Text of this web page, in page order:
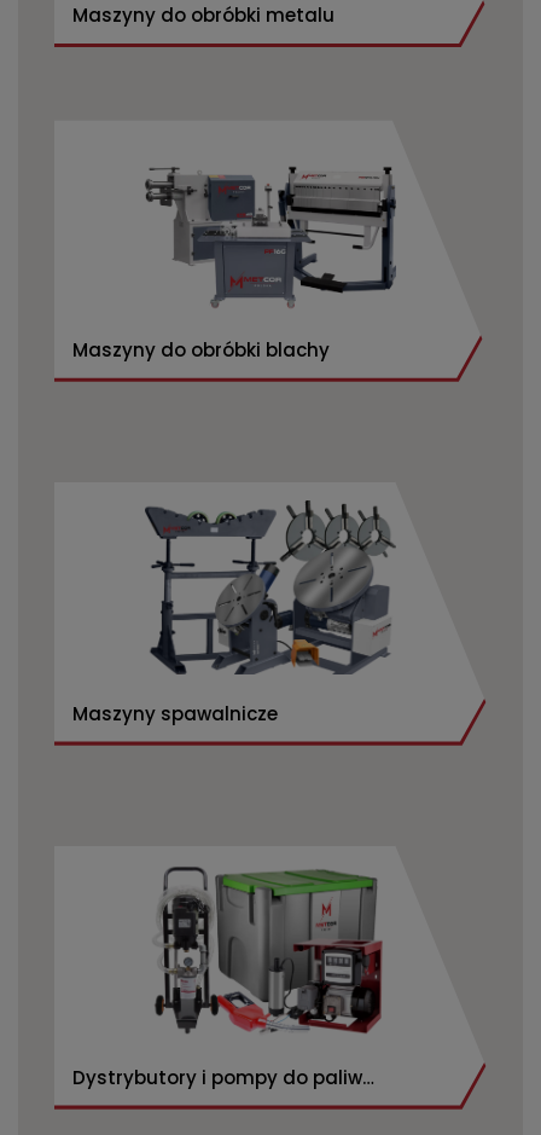
Maszyny do obróbki metalu
Maszyny do obróbki blachy
Maszyny spawalnicze
Dystrybutory i pompy do paliw
CPN